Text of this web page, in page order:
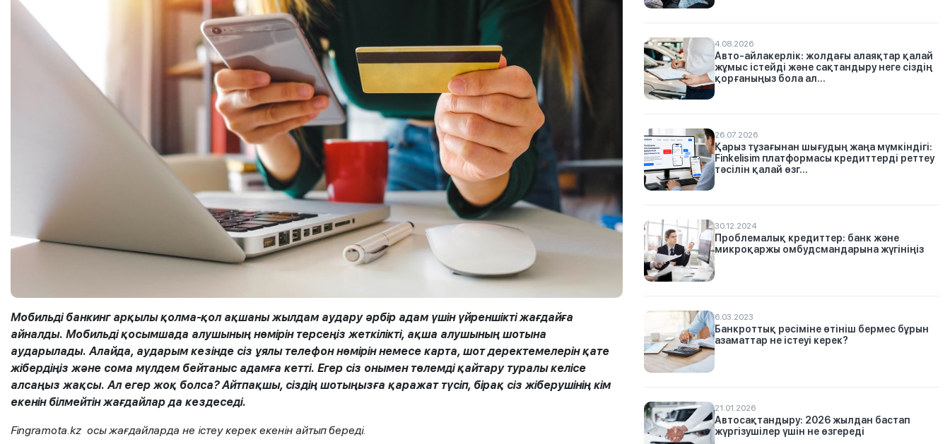
Мобильді банкинг арқылы қолма-қол ақшаны жылдам аудару әрбір адам үшін үйреншікті жағдайға
айналды. Мобильді қосымшада алушының нөмірін терсеңіз жеткілікті, ақша алушының шотына
аударылады. Алайда, аударым кезінде сіз ұялы телефон нөмірін немесе карта, шот деректемелерін қате
жібердіңіз және сома мүлдем бейтаныс адамға кетті. Егер сіз онымен төлемді қайтару туралы келісе
алсаңыз жақсы. Ал егер жоқ болса? Айтпақшы, сіздің шотыңызға қаражат түсіп, бірақ сіз жіберушінің кім
екенін білмейтін жағдайлар да кездеседі.
Fingramota.kz осы жағдайларда не істеу керек екенін айтып береді.
4.08.2026
Авто-айлакерлік: жолдағы алаяқтар қалай
жұмыс істейді және сақтандыру неге сіздің
қорғаныңыз бола ал...
26.07.2026
Қарыз тұзағынан шығудың жаңа мүмкіндігі:
Finkelisim платформасы кредиттерді реттеу
тәсілін қалай өзг...
30.12.2024
Проблемалық кредиттер: банк және
микроқаржы омбудсмандарына жүгініңіз
6.03.2023
Банкроттық рәсіміне өтініш бермес бұрын
азаматтар не істеуі керек?
21.01.2026
Автосақтандыру: 2026 жылдан бастап
жүргізушілер үшін не өзгереді